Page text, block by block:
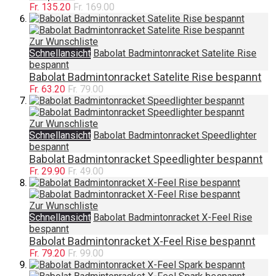
Fr. 135.20 Fr. 169.00
Zur Wunschliste
Schnellansicht Babolat Badmintonracket Satelite Rise
bespannt
Babolat Badmintonracket Satelite Rise bespannt
Fr. 63.20 Fr. 79.00
Zur Wunschliste
Schnellansicht Babolat Badmintonracket Speedlighter
bespannt
Babolat Badmintonracket Speedlighter bespannt
Fr. 29.90 Fr. 49.00
Zur Wunschliste
Schnellansicht Babolat Badmintonracket X-Feel Rise
bespannt
Babolat Badmintonracket X-Feel Rise bespannt
Fr. 79.20 Fr. 99.00